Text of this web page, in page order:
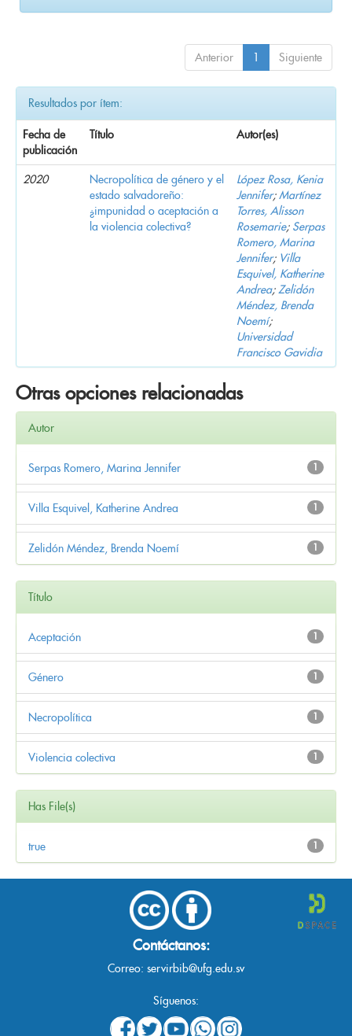
Anterior 1 Siguiente
Resultados por ítem:
Fecha de
publicación
Título Autor(es)
2020
Necropolítica de género y el
estado salvadoreño:
¿impunidad o aceptación a
la violencia colectiva?
López Rosa, Kenia
Jennifer;Martínez
Torres, Alisson
Rosemarie; Serpas
Romero, Marina
Jennifer; Villa
Esquivel, Katherine
Andrea; Zelidón
Méndez, Brenda
Noemí;
Universidad
Francisco Gavidia
Otras opciones relacionadas
Autor
1
Serpas Romero, Marina Jennifer
1
Villa Esquivel, Katherine Andrea
1
Zelidón Méndez, Brenda Noemí
Título
1
Aceptación
1
Género
1
Necropolítica
1
Violencia colectiva
Has File(s)
1
true
Contáctanos:
Correo: servirbib@ufg.edu.sv
Síguenos: